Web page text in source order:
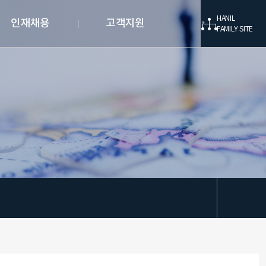
인재채용 고객지원
HANIL
FAMILY SITE